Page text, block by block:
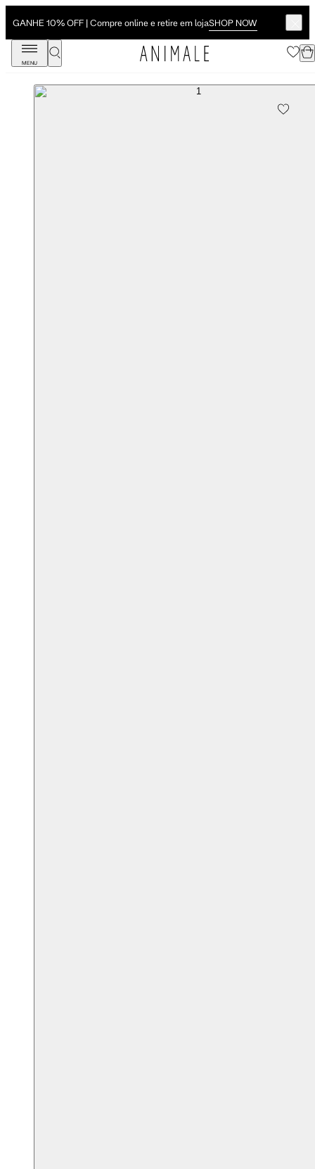
GANHE 10% OFF | Compre online e retire em lojaSHOP NOW
MENU